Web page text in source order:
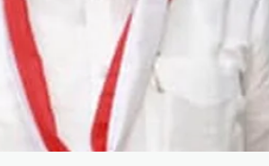
ലൈസൻസ് മൂന്ന്
മാസത്തേക്ക്
സസ്‌പെൻഡ്
ന്യൂസ് ഡെസ്ക് ഓഗസ്റ്റ്‌ 8, 2026
മദ്യപിച്ച് വാഹനമോടിച്ച കേസിൽ
യൂട്യൂബറായ എസ്.ആർ. ധന്യയുടെ